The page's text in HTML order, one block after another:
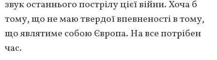
звук останнього пострілу цієї війни. Хоча б
тому, що не маю твердої впевненості в тому,
що являтиме собою Європа. На все потрібен
час.